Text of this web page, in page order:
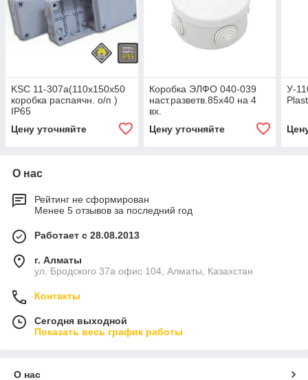
KSC 11-307a(110х150x50
коробка распаячн. о/п )
IP65
Цену уточняйте
Коробка ЭЛФО 040-039
наст.разветв.85х40 на 4
вх.
Цену уточняйте
У-
О нас
Рейтинг не сформирован
Менее 5 отзывов за последний год
Работает с 28.08.2013
г. Алматы
ул. Бродского 37а офис 104, Алматы, Казахстан
Контакты
Сегодня выходной
Показать весь график работы
О нас